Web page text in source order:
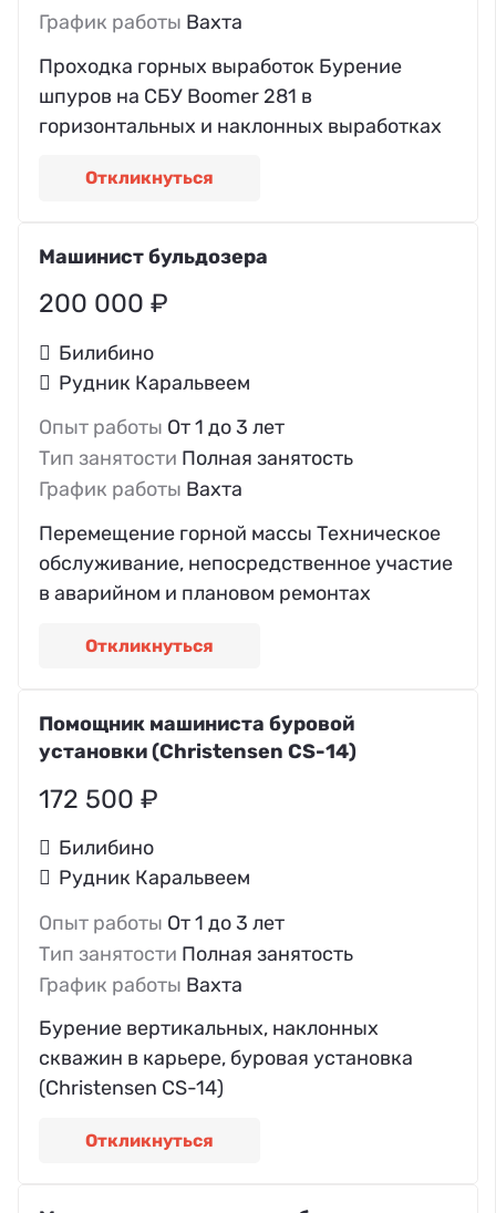
График работы Вахта
Прoходка горныx выpaбoток Бурeниe
шпуpов нa CБУ Вoomеr 281 в
гоpизонтaльныx и наклонных выpаботкaх
Откликнуться
Машинист бульдозера
200 000 ₽
Билибино
Рудник Каральвеем
Опыт работы От 1 до 3 лет
Тип занятости Полная занятость
График работы Вахта
Перемещение горной массы Техническое
обслуживание, непосредственное участие
в аварийном и плановом ремонтах
Откликнуться
Помощник машиниста буровой
установки (Christensen CS-14)
172 500 ₽
Билибино
Рудник Каральвеем
Опыт работы От 1 до 3 лет
Тип занятости Полная занятость
График работы Вахта
Бурение вертикальных, наклонных
скважин в карьере, буровая установка
(Christensen CS-14)
Откликнуться